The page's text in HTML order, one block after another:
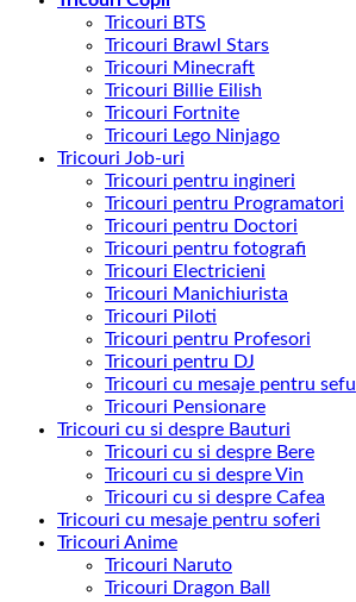
Tricouri BTS
Tricouri Brawl Stars
Tricouri Minecraft
Tricouri Billie Eilish
Tricouri Fortnite
Tricouri Lego Ninjago
Tricouri Job-uri
Tricouri pentru ingineri
Tricouri pentru Programatori
Tricouri pentru Doctori
Tricouri pentru fotografi
Tricouri Electricieni
Tricouri Manichiurista
Tricouri Piloti
Tricouri pentru Profesori
Tricouri pentru DJ
Tricouri cu mesaje pentru sefu
Tricouri Pensionare
Tricouri cu si despre Bauturi
Tricouri cu si despre Bere
Tricouri cu si despre Vin
Tricouri cu si despre Cafea
Tricouri cu mesaje pentru soferi
Tricouri Anime
Tricouri Naruto
Tricouri Dragon Ball